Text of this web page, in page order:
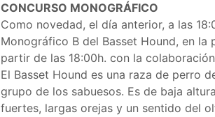
CONCURSO MONOGRÁFICO
Como novedad, el día anterior, a las
Monográfico B del Basset Hound, en
partir de las 18:00h. con la
El Basset Hound es una raza de perro
grupo de los sabuesos. Es de baja
fuertes, largas orejas y un sentido del